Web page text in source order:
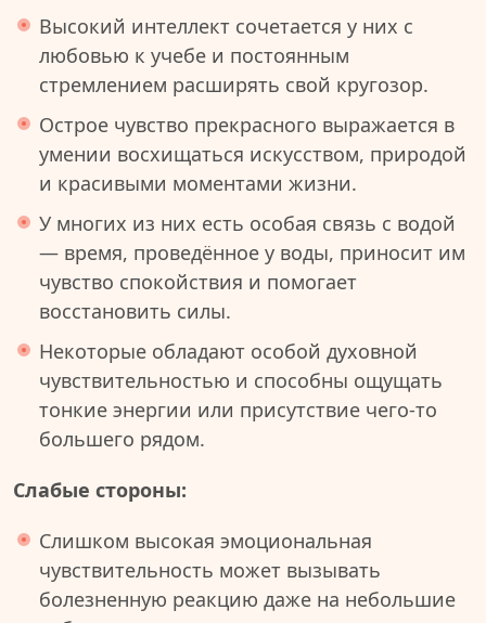
Высокий интеллект сочетается у них с
любовью к учебе и постоянным
стремлением расширять свой кругозор.
Острое чувство прекрасного выражается в
умении восхищаться искусством, природой
и красивыми моментами жизни.
У многих из них есть особая связь с водой
— время, проведённое у воды, приносит им
чувство спокойствия и помогает
восстановить силы.
Некоторые обладают особой духовной
чувствительностью и способны ощущать
тонкие энергии или присутствие чего-то
большего рядом.
Слабые стороны:
Слишком высокая эмоциональная
чувствительность может вызывать
болезненную реакцию даже на небольшие